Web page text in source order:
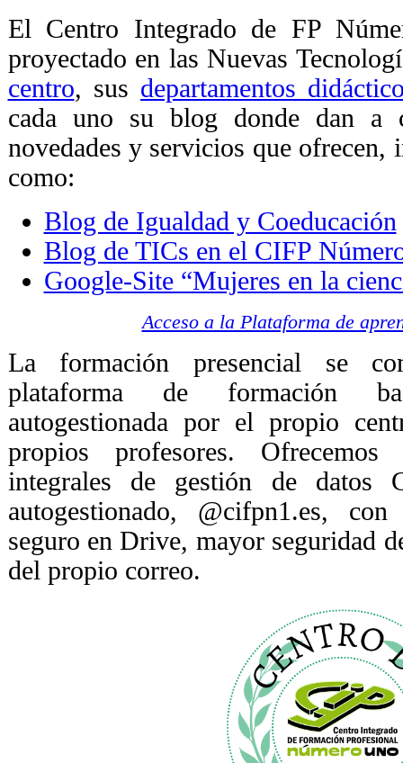
El Centro Integrado de FP
proyectado en las Nuevas
centro, sus departamentos
cada uno su blog donde dan a
novedades y servicios que ofrecen,
como:
Blog de Igualdad y Coeducación
Blog de TICs en el CIFP
Google-Site “Mujeres en la
Acceso a la Plataforma de
La formación presencial se
plataforma de formación
autogestionada por el propio
propios profesores.
integrales de gestión de datos
autogestionado, @cifpn1.es,
seguro en Drive, mayor seguridad
del propio correo.